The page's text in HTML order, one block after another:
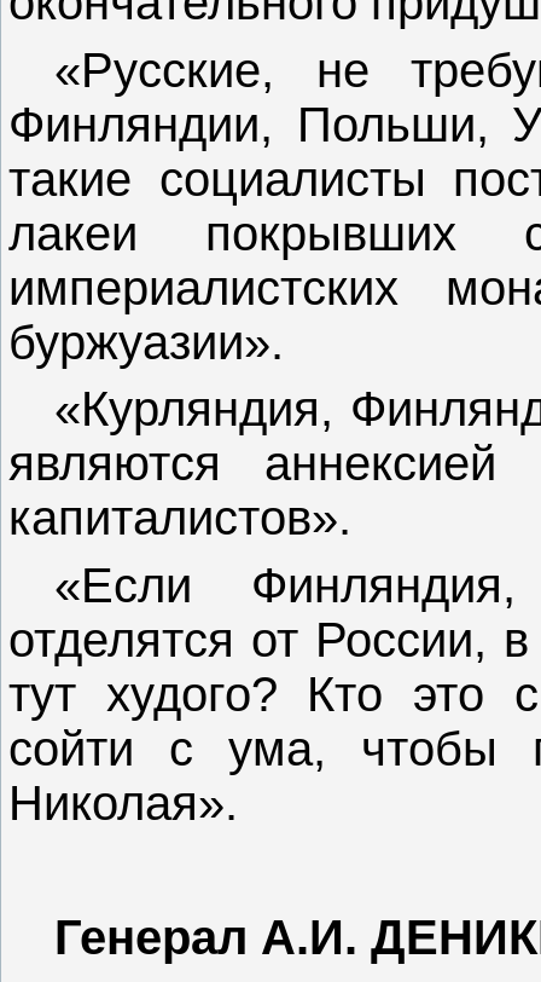
«Русские, не
Финляндии, Польши,
такие социалисты
лакеи покрывших
империалистских
буржуазии».
«Курляндия,
являются
капиталистов».
«Если
отделятся от России,
тут худого? Кто это
сойти с ума, чтобы
Николая».
Генерал А.И.